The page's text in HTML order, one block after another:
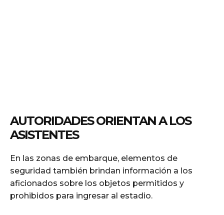
AUTORIDADES ORIENTAN A LOS
ASISTENTES
En las zonas de embarque, elementos de
seguridad también brindan información a los
aficionados sobre los objetos permitidos y
prohibidos para ingresar al estadio.